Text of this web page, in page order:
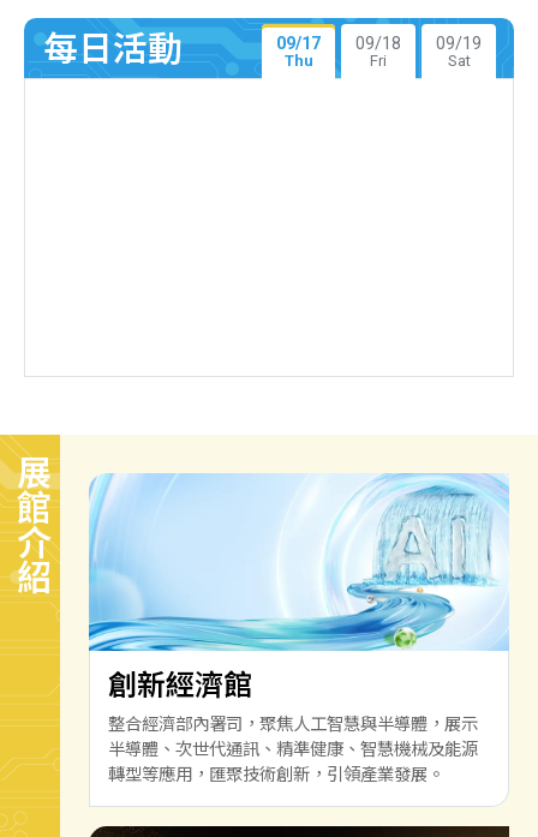
每日活動 09/17
Thu
09/18
Fri
09/19
Sat
展館介紹
創新經濟館
整合經濟部內署司，聚焦人工智慧與半導體，展示
半導體、次世代通訊、精準健康、智慧機械及能源
轉型等應用，匯聚技術創新，引領產業發展。